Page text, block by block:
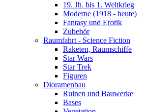
19. Jh. bis 1. Weltkrieg
Moderne (1918 - heute)
Fantasy und Erotik
Zubehör
Raumfahrt - Science Fiction
Raketen, Raumschiffe
Star Wars
Star Trek
Figuren
Dioramenbau
Ruinen und Bauwerke
Bases